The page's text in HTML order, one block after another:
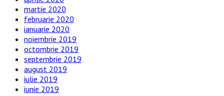
martie 2020
februarie 2020
ianuarie 2020
noiembrie 2019
octombrie 2019
septembrie 2019
august 2019
iulie 2019
iunie 2019